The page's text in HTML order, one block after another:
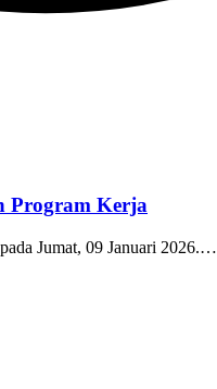
Program Kerja
Jumat, 09 Januari 2026.…